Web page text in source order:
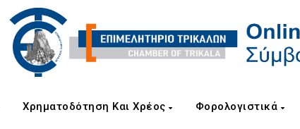
Χρηματοδότηση Και Χρέος Φορολογιστικά